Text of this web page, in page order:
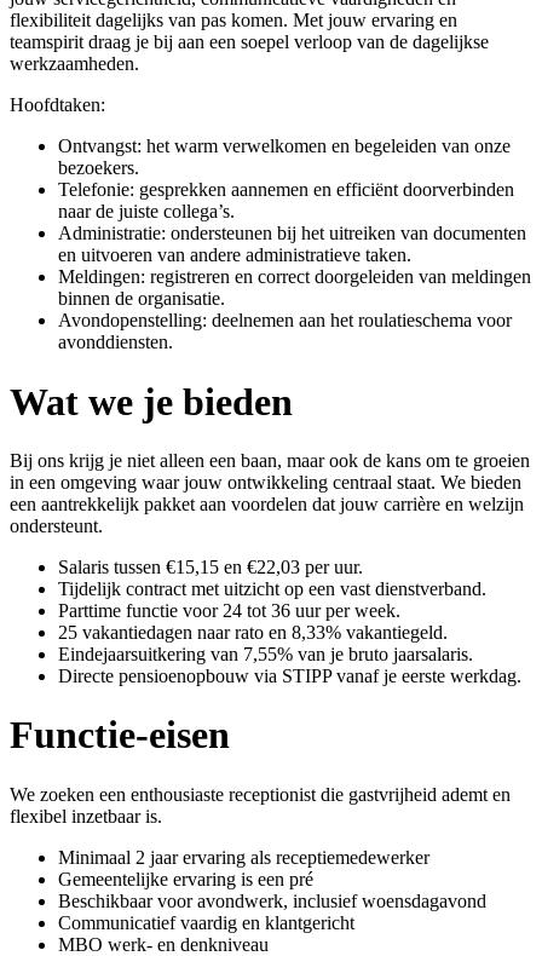
flexibiliteit dagelijks van pas komen. Met jouw ervaring en
teamspirit draag je bij aan een soepel verloop van de dagelijkse
werkzaamheden.
Hoofdtaken:
Ontvangst: het warm verwelkomen en begeleiden van onze
bezoekers.
Telefonie: gesprekken aannemen en efficiënt doorverbinden
naar de juiste collega’s.
Administratie: ondersteunen bij het uitreiken van documenten
en uitvoeren van andere administratieve taken.
Meldingen: registreren en correct doorgeleiden van meldingen
binnen de organisatie.
Avondopenstelling: deelnemen aan het roulatieschema voor
avonddiensten.
Wat we je bieden
Bij ons krijg je niet alleen een baan, maar ook de kans om te groeien
in een omgeving waar jouw ontwikkeling centraal staat. We bieden
een aantrekkelijk pakket aan voordelen dat jouw carrière en welzijn
ondersteunt.
Salaris tussen €15,15 en €22,03 per uur.
Tijdelijk contract met uitzicht op een vast dienstverband.
Parttime functie voor 24 tot 36 uur per week.
25 vakantiedagen naar rato en 8,33% vakantiegeld.
Eindejaarsuitkering van 7,55% van je bruto jaarsalaris.
Directe pensioenopbouw via STIPP vanaf je eerste werkdag.
Functie-eisen
We zoeken een enthousiaste receptionist die gastvrijheid ademt en
flexibel inzetbaar is.
Minimaal 2 jaar ervaring als receptiemedewerker
Gemeentelijke ervaring is een pré
Beschikbaar voor avondwerk, inclusief woensdagavond
Communicatief vaardig en klantgericht
MBO werk- en denkniveau